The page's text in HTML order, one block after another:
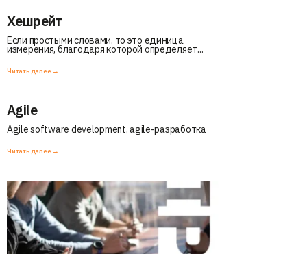
Хешрейт
Если простыми словами, то это единица
измерения, благодаря которой определяет...
Читать далее →
Agile
Agile software development, agile-разработка
Читать далее →